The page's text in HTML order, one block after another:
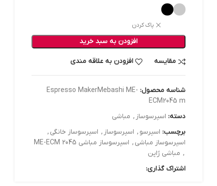
پاک کردن
افزودن به سبد خرید
مقایسه افزودن به علاقه مندی
شناسه محصول: Espresso MakerMebashi ME-
ECM2045 m
دسته: اسپرسوساز , مباشی
برچسب: اسپرسو , اسپرسوساز , اسپرسوساز خانگی ,
اسپرسوساز مباشی , اسپرسوساز مباشی ME-ECM 2045
, مباشی ژاپن
اشتراک گذاری: